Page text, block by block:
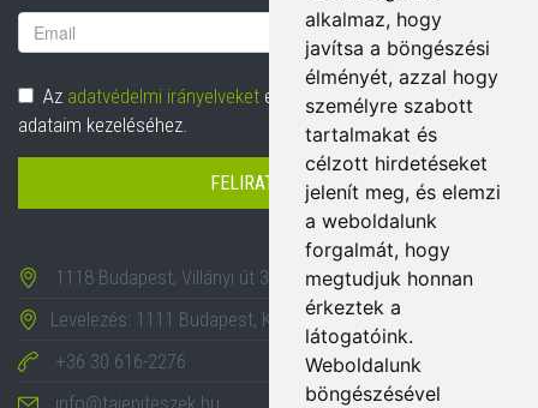
alkalmaz, hogy
javítsa a böngészési
élményét, azzal hogy
személyre szabott
tartalmakat és
célzott hirdetéseket
jelenít meg, és elemzi
a weboldalunk
forgalmát, hogy
megtudjuk honnan
érkeztek a
látogatóink.
Weboldalunk
böngészésével
Email
cím
Adatvédelem
Az adatvédelmi irányelveket elolvastam és hozzájárulok
adataim kezeléséhez.
FELIRATKOZÁS
1118 Budapest, Villányi út 35-43.
Levelezés: 1111 Budapest, Karinthy Frigyes út 24.
+36 30 616-2276